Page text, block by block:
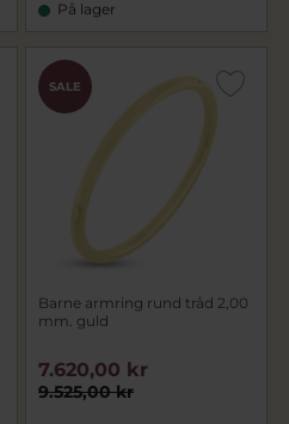
På lager
SALE
Barne armring rund tråd 2,00
mm. guld
9.525,00 kr
7.620,00 kr